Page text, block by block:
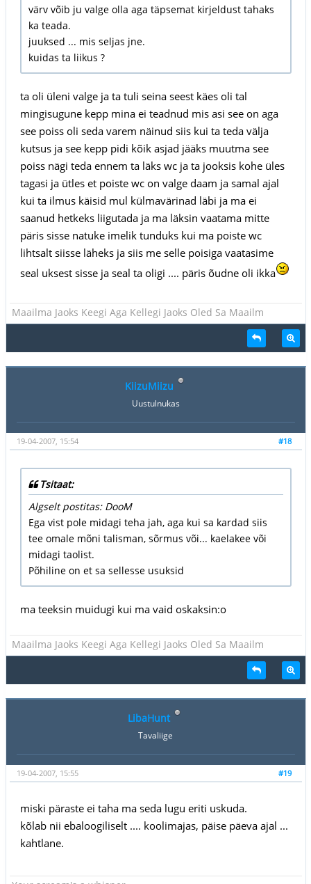
värv võib ju valge olla aga täpsemat kirjeldust tahaks
ka teada.
juuksed ... mis seljas jne.
kuidas ta liikus ?
ta oli üleni valge ja ta tuli seina seest käes oli tal
mingisugune kepp mina ei teadnud mis asi see on aga
see poiss oli seda varem näinud siis kui ta teda välja
kutsus ja see kepp pidi kõik asjad jääks muutma see
poiss nägi teda ennem ta läks wc ja ta jooksis kohe üles
tagasi ja ütles et poiste wc on valge daam ja samal ajal
kui ta ilmus käisid mul külmavärinad läbi ja ma ei
saanud hetkeks liigutada ja ma läksin vaatama mitte
päris sisse natuke imelik tunduks kui ma poiste wc
lihtsalt siisse läheks ja siis me selle poisiga vaatasime
seal uksest sisse ja seal ta oligi .... päris õudne oli ikka
Maailma Jaoks Keegi Aga Kellegi Jaoks Oled Sa Maailm
KiizuMiizu
Uustulnukas
#18
19-04-2007, 15:54
Tsitaat:
Algselt postitas: DooM
Ega vist pole midagi teha jah, aga kui sa kardad siis
tee omale mõni talisman, sõrmus või... kaelakee või
midagi taolist.
Põhiline on et sa sellesse usuksid
ma teeksin muidugi kui ma vaid oskaksin:o
Maailma Jaoks Keegi Aga Kellegi Jaoks Oled Sa Maailm
LibaHunt
Tavaliige
#19
19-04-2007, 15:55
miski päraste ei taha ma seda lugu eriti uskuda.
kõlab nii ebaloogiliselt .... koolimajas, päise päeva ajal ...
kahtlane.